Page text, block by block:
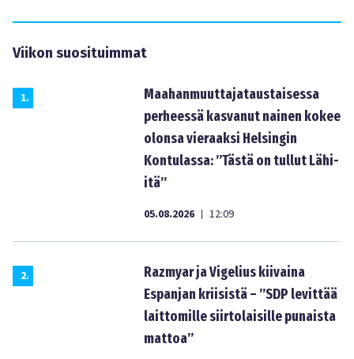
Viikon suosituimmat
1.
Maahanmuuttajataustaisessa
perheessä kasvanut nainen kokee
olonsa vieraaksi Helsingin
Kontulassa: ”Tästä on tullut Lähi-
itä”
05.08.2026 | 12:09
2.
Razmyar ja Vigelius kiivaina
Espanjan kriisistä – ”SDP levittää
laittomille siirtolaisille punaista
mattoa”